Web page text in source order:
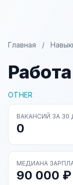
Главная /
OTHER
ВАКАНСИЙ ЗА 30
0
МЕДИАНА
90 000 ₽